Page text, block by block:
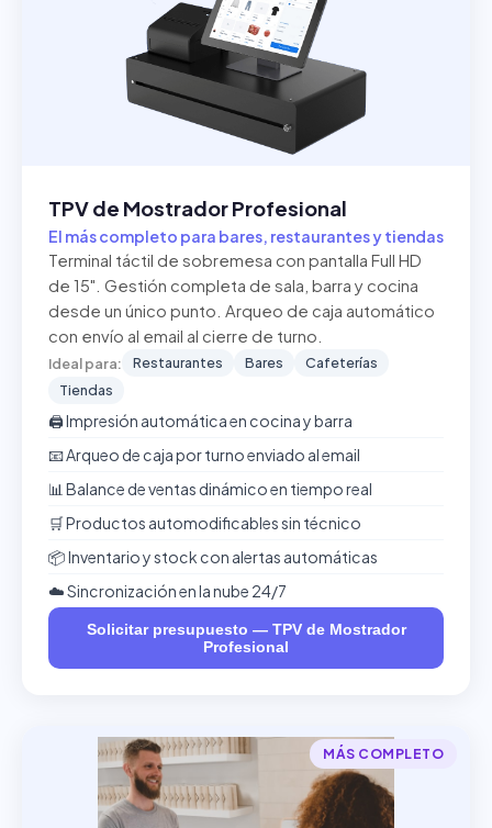
TPV de Mostrador Profesional
El más completo para bares, restaurantes y tiendas
Terminal táctil de sobremesa con pantalla Full HD
de 15". Gestión completa de sala, barra y cocina
desde un único punto. Arqueo de caja automático
con envío al email al cierre de turno.
Ideal para: Restaurantes Bares
Cafeterías
Tiendas
🖨️ Impresión automática en cocina y barra
📧 Arqueo de caja por turno enviado al email
📊 Balance de ventas dinámico en tiempo real
🛒 Productos automodificables sin técnico
📦 Inventario y stock con alertas automáticas
☁️ Sincronización en la nube 24/7
Solicitar presupuesto — TPV de Mostrador
Profesional
MÁS COMPLETO